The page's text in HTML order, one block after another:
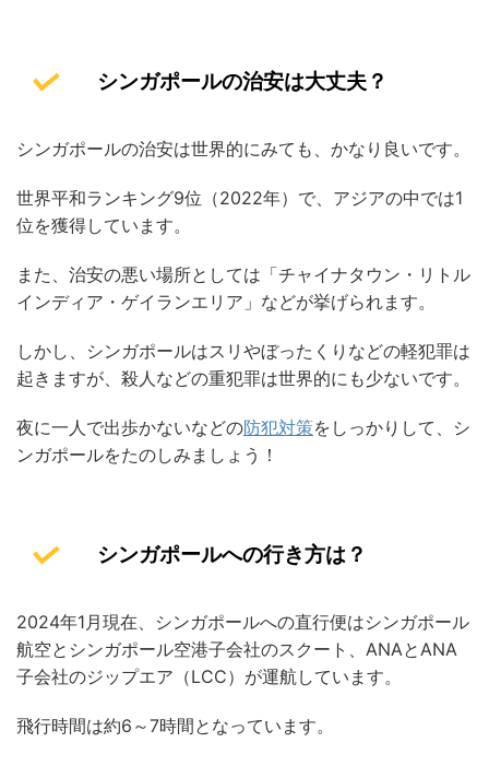
シンガポールの治安は大丈夫？
シンガポールの治安は世界的にみても、かなり良いです。
世界平和ランキング9位（2022年）で、アジアの中では1
位を獲得しています。
また、治安の悪い場所としては「チャイナタウン・リトル
インディア・ゲイランエリア」などが挙げられます。
しかし、シンガポールはスリやぼったくりなどの軽犯罪は
起きますが、殺人などの重犯罪は世界的にも少ないです。
夜に一人で出歩かないなどの防犯対策をしっかりして、シ
ンガポールをたのしみましょう！
シンガポールへの行き方は？
2024年1月現在、シンガポールへの直行便はシンガポール
航空とシンガポール空港子会社のスクート、ANAとANA
子会社のジップエア（LCC）が運航しています。
飛行時間は約6～7時間となっています。